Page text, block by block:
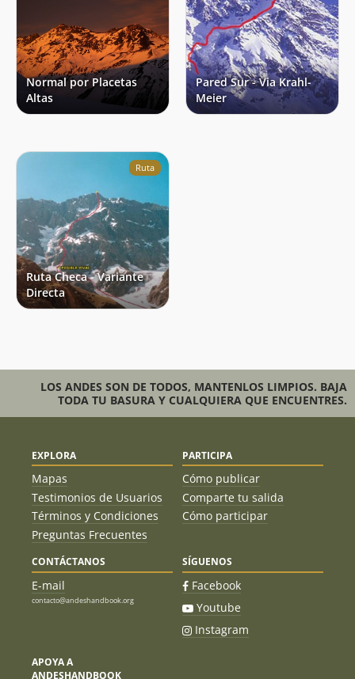
Normal por Placetas
Altas
Pared Sur - Via Krahl-
Meier
Ruta
Ruta Checa - Variante
Directa
LOS ANDES SON DE TODOS, MANTENLOS LIMPIOS. BAJA
TODA TU BASURA Y CUALQUIERA QUE ENCUENTRES.
EXPLORA
Mapas
Testimonios de Usuarios
Términos y Condiciones
Preguntas Frecuentes
PARTICIPA
Cómo publicar
Comparte tu salida
Cómo participar
CONTÁCTANOS
E-mail
contacto@andeshandbook.org
SÍGUENOS
Facebook
Youtube
Instagram
APOYA A
ANDESHANDBOOK